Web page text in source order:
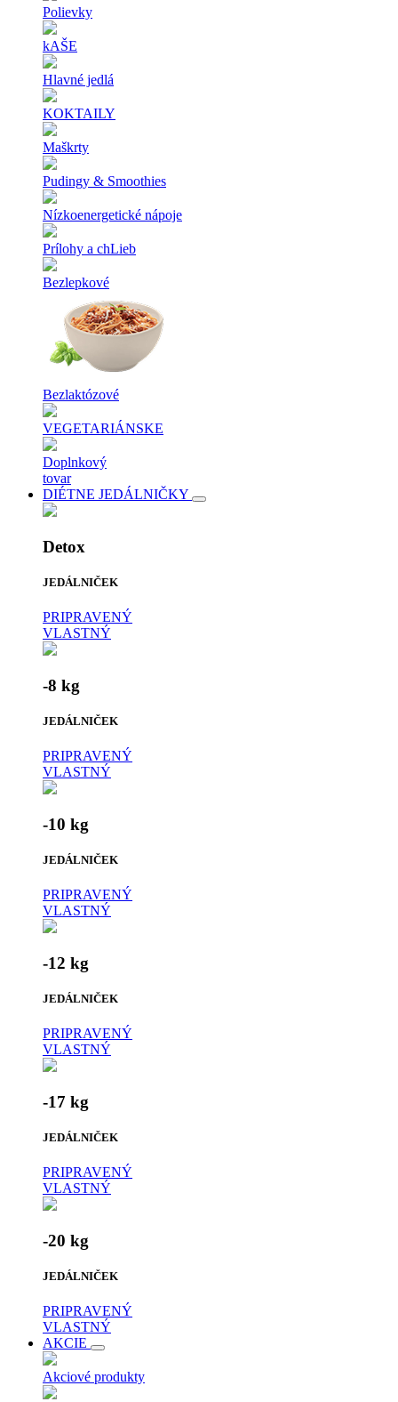
Polievky
kAŠE
Hlavné jedlá
KOKTAILY
Maškrty
Pudingy & Smoothies
Nízkoenergetické nápoje
Prílohy a chLieb
Bezlepkové
Bezlaktózové
VEGETARIÁNSKE
Doplnkový
tovar
DIÉTNE JEDÁLNIČKY
Detox
JEDÁLNIČEK
PRIPRAVENÝ
VLASTNÝ
-8 kg
JEDÁLNIČEK
PRIPRAVENÝ
VLASTNÝ
-10 kg
JEDÁLNIČEK
PRIPRAVENÝ
VLASTNÝ
-12 kg
JEDÁLNIČEK
PRIPRAVENÝ
VLASTNÝ
-17 kg
JEDÁLNIČEK
PRIPRAVENÝ
VLASTNÝ
-20 kg
JEDÁLNIČEK
PRIPRAVENÝ
VLASTNÝ
AKCIE
Akciové produkty